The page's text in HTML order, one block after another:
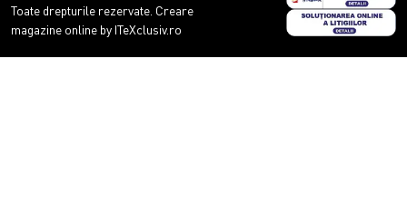
Toate drepturile rezervate. Creare
magazine online by ITeXclusiv.ro